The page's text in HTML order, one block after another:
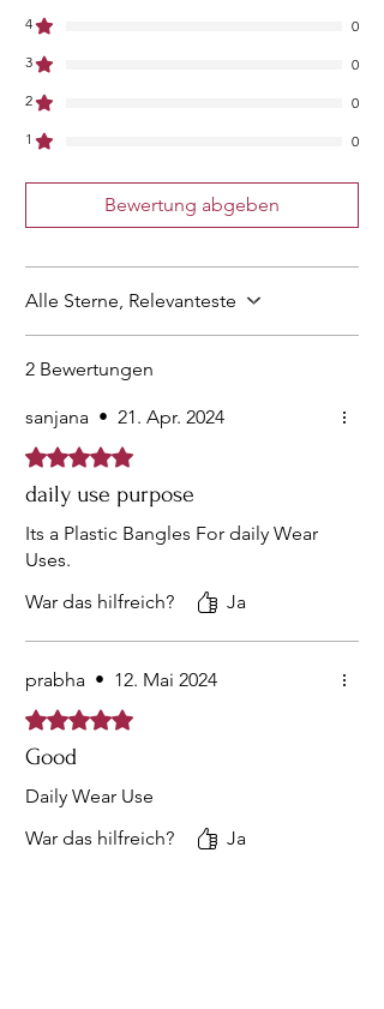
4
0
3
0
2
0
1
0
Bewertung abgeben
Alle Sterne, Relevanteste
2 Bewertungen
sanjana • 21. Apr. 2024
Mit 5 von 5 Sternen bewertet.
daily use purpose
Its a Plastic Bangles For daily Wear
Uses.
War das hilfreich?
Ja
prabha • 12. Mai 2024
Mit 5 von 5 Sternen bewertet.
Good
Daily Wear Use
War das hilfreich?
Ja